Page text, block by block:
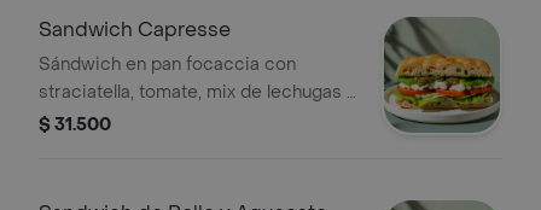
Sandwich Capresse
Sándwich en pan focaccia con
straciatella, tomate, mix de lechugas y
pesto.
$ 31.500